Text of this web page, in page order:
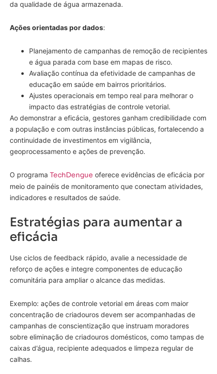
da qualidade de água armazenada.
Ações orientadas por dados:
Planejamento de campanhas de remoção de recipientes
e água parada com base em mapas de risco.
Avaliação contínua da efetividade de campanhas de
educação em saúde em bairros prioritários.
Ajustes operacionais em tempo real para melhorar o
impacto das estratégias de controle vetorial.
Ao demonstrar a eficácia, gestores ganham credibilidade com
a população e com outras instâncias públicas, fortalecendo a
continuidade de investimentos em vigilância,
geoprocessamento e ações de prevenção.
O programa TechDengue oferece evidências de eficácia por
meio de painéis de monitoramento que conectam atividades,
indicadores e resultados de saúde.
Estratégias para aumentar a
eficácia
Use ciclos de feedback rápido, avalie a necessidade de
reforço de ações e integre componentes de educação
comunitária para ampliar o alcance das medidas.
Exemplo: ações de controle vetorial em áreas com maior
concentração de criadouros devem ser acompanhadas de
campanhas de conscientização que instruam moradores
sobre eliminação de criadouros domésticos, como tampas de
caixas d’água, recipiente adequados e limpeza regular de
calhas.